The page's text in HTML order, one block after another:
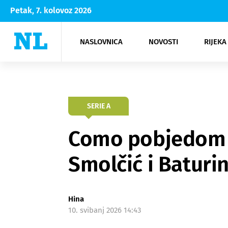
Petak, 7. kolovoz 2026
NASLOVNICA NOVOSTI
Rijeka Opatija
NK
Moda
Kultura
SERIE A
Como
Smolčić i
Hina
10. svibanj 2026 14:43